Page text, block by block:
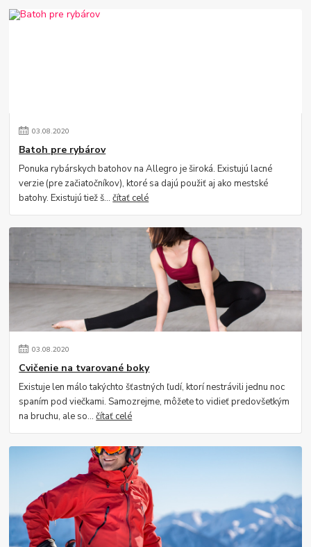
03.08.2020
Batoh pre rybárov
Ponuka rybárskych batohov na Allegro je široká. Existujú lacné
verzie (pre začiatočníkov), ktoré sa dajú použiť aj ako mestské
batohy. Existujú tiež š...čítať celé
03.08.2020
Cvičenie na tvarované boky
Existuje len málo takýchto šťastných ľudí, ktorí nestrávili jednu noc
spaním pod viečkami. Samozrejme, môžete to vidieť predovšetkým
na bruchu, ale so...čítať celé